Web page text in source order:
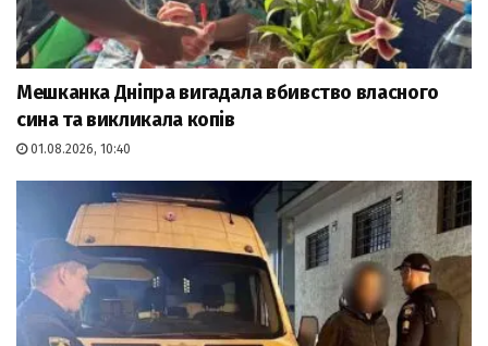
Мешканка Дніпра вигадала вбивство власного
сина та викликала копів
01.08.2026, 10:40